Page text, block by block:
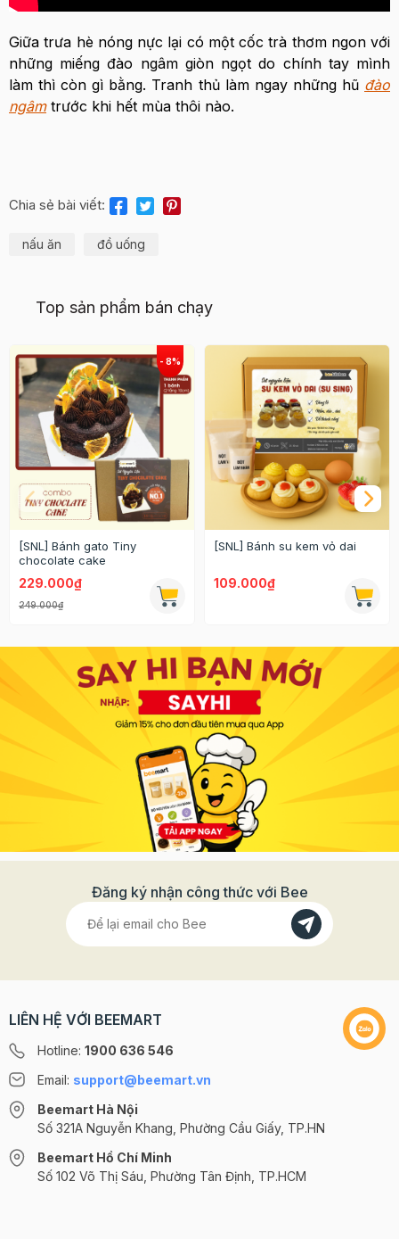
Giữa trưa hè nóng nực lại có một cốc trà thơm ngon với
những miếng đào ngâm giòn ngọt do chính tay mình
làm thì còn gì bằng. Tranh thủ làm ngay những hũ đào
ngâm trước khi hết mùa thôi nào.
Chia sẻ bài viết:
nấu ăn đồ uống
Top sản phẩm bán chạy
[SNL] Bánh gato Tiny
chocolate cake
229.000₫
249.000₫
[SNL] Bánh su kem vỏ dai
109.000₫
Đăng ký nhận công thức với Bee
LIÊN HỆ VỚI BEEMART
Hotline: 1900 636 546
Email: support@beemart.vn
Beemart Hà Nội
Số 321A Nguyễn Khang, Phường Cầu Giấy, TP.HN
Beemart Hồ Chí Minh
Số 102 Võ Thị Sáu, Phường Tân Định, TP.HCM